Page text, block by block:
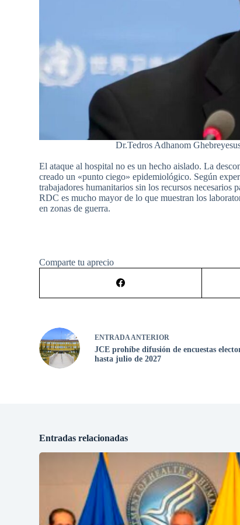
Dr.Tedros Adhanom
El ataque al hospital no es un hecho aislado. La
creado un «punto ciego» epidemiológico. Según
trabajadores humanitarios sin los recursos necesarios
RDC es mucho mayor de lo que muestran los
en zonas de guerra.
Comparte tu aprecio
ENTRADAANTERIOR
JCE prohíbe difusión de encuestas
hasta julio de 2027
Entradas relacionadas